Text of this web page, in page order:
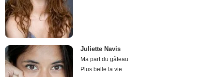
Juliette Navis
Ma part du gâteau
Plus belle la vie